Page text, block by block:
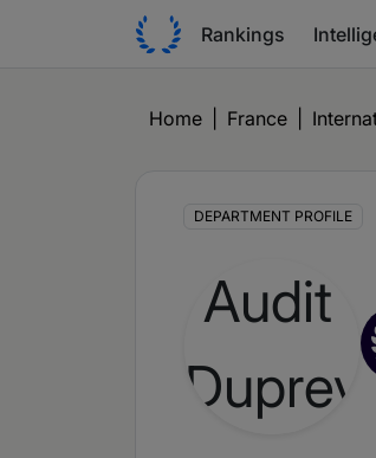
Rankings
Home France
DEPARTMENT PROFILE